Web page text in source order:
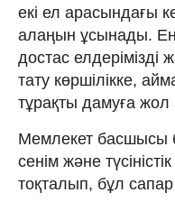
екі ел арасындағы
алаңын ұсынады. Ең
достас
тату көршілікке,
тұрақты дамуға жол
Мемлекет басшысы
сенім және
тоқталып, бұл